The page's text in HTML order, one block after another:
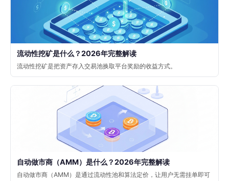
流动性挖矿是什么？2026年完整解读
流动性挖矿是把资产存入交易池换取平台奖励的收益方式。
自动做市商（AMM）是什么？2026年完整解读
自动做市商（AMM）是通过流动性池和算法定价，让用户无需挂单即可